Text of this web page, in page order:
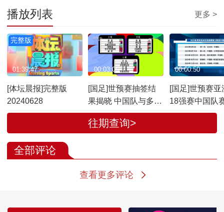
播放列表 更多 >
完整版
[体坛晨报]完整版
20240628
01:39:47
[国足]世预赛抽签结
果揭晓 中国队与多支
强队同组
00:03:05
[国足]世预赛亚
18强赛中国队
炉
00:00:50
往期查询>
全部评论
查看更多评论